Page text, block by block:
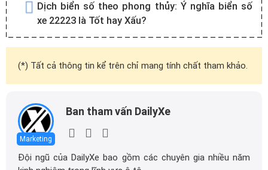
Dịch biển số theo phong thủy: Ý nghĩa biển số
xe 22223 là Tốt hay Xấu?
(*) Tất cả thông tin kể trên chỉ mang tính chất tham khảo.
Marketing
Ban tham vấn DailyXe
Đội ngũ của DailyXe bao gồm các chuyên gia nhiều năm